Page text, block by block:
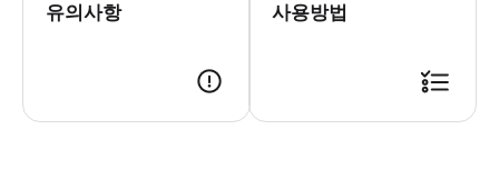
유의사항 사용방법